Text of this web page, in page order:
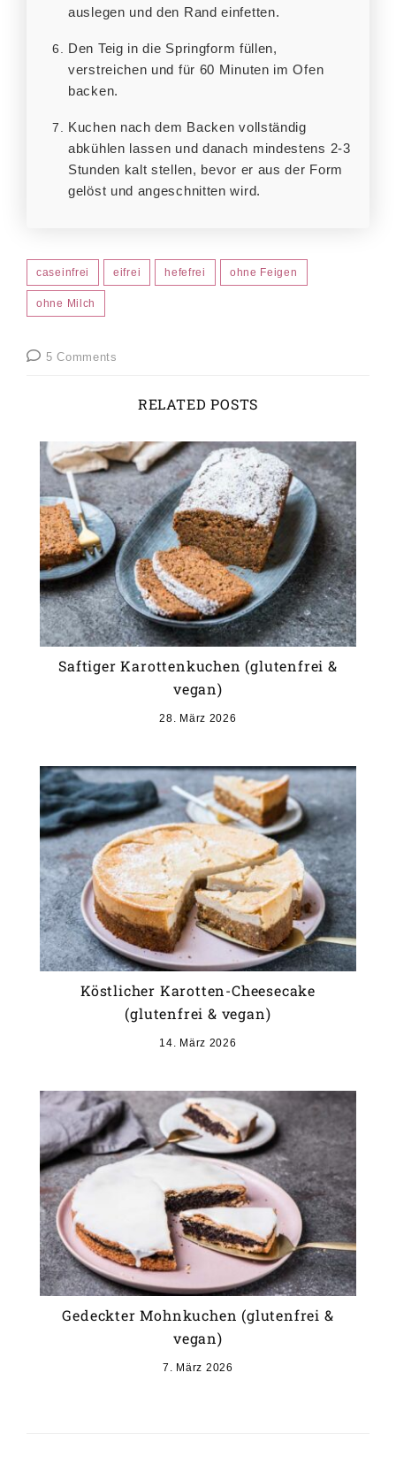
auslegen und den Rand einfetten.
Den Teig in die Springform füllen,
verstreichen und für 60 Minuten im Ofen
backen.
Kuchen nach dem Backen vollständig
abkühlen lassen und danach mindestens 2-3
Stunden kalt stellen, bevor er aus der Form
gelöst und angeschnitten wird.
caseinfrei eifrei hefefrei ohne Feigen
ohne Milch
5 Comments
RELATED POSTS
Saftiger Karottenkuchen (glutenfrei &
vegan)
28. März 2026
Köstlicher Karotten-Cheesecake
(glutenfrei & vegan)
14. März 2026
Gedeckter Mohnkuchen (glutenfrei &
vegan)
7. März 2026